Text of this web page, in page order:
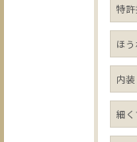
特
ほ
内装
細く